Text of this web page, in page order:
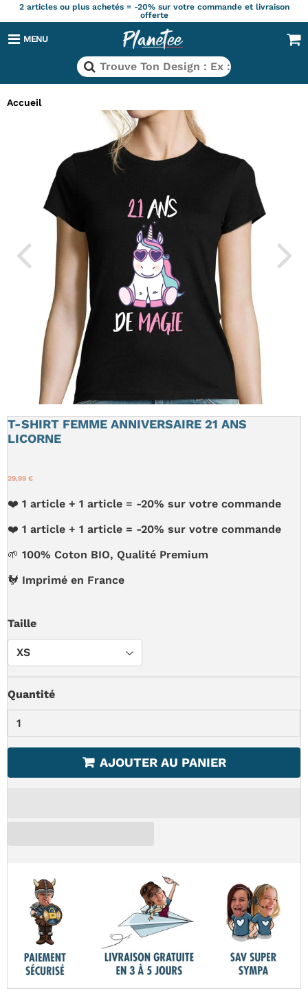
2 articles ou plus achetés = -20% sur votre commande et livraison
offerte
MENU
Accueil
T-SHIRT FEMME ANNIVERSAIRE 21 ANS
LICORNE
29,99 €
❤️ 1 article + 1 article = -20% sur votre commande
❤️ 1 article + 1 article = -20% sur votre commande
🌱 100% Coton BIO, Qualité Premium
🐓 Imprimé en France
Taille
Quantité
AJOUTER AU PANIER